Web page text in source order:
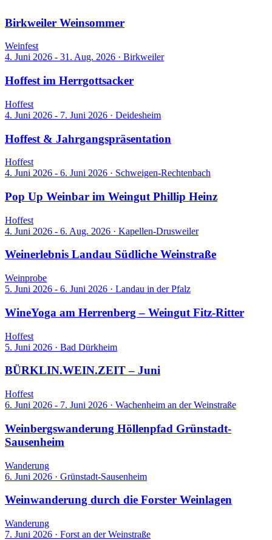
Birkweiler Weinsommer
Weinfest
4. Juni 2026 - 31. Aug. 2026 · Birkweiler
Hoffest im Herrgottsacker
Hoffest
4. Juni 2026 - 7. Juni 2026 · Deidesheim
Hoffest & Jahrgangspräsentation
Hoffest
4. Juni 2026 - 6. Juni 2026 · Schweigen-Rechtenbach
Pop Up Weinbar im Weingut Phillip Heinz
Hoffest
4. Juni 2026 - 6. Aug. 2026 · Kapellen-Drusweiler
Weinerlebnis Landau Südliche Weinstraße
Weinprobe
5. Juni 2026 - 6. Juni 2026 · Landau in der Pfalz
WineYoga am Herrenberg – Weingut Fitz-Ritter
Hoffest
5. Juni 2026 · Bad Dürkheim
BÜRKLIN.WEIN.ZEIT – Juni
Hoffest
6. Juni 2026 - 7. Juni 2026 · Wachenheim an der Weinstraße
Weinbergswanderung Höllenpfad Grünstadt-
Sausenheim
Wanderung
6. Juni 2026 · Grünstadt-Sausenheim
Weinwanderung durch die Forster Weinlagen
Wanderung
7. Juni 2026 · Forst an der Weinstraße